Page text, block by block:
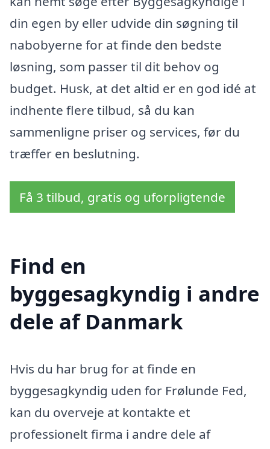
din egen by eller udvide din søgning til
nabobyerne for at finde den bedste
løsning, som passer til dit behov og
budget. Husk, at det altid er en god idé at
indhente flere tilbud, så du kan
sammenligne priser og services, før du
træffer en beslutning.
Få 3 tilbud, gratis og uforpligtende
Find en
byggesagkyndig i andre
dele af Danmark
Hvis du har brug for at finde en
byggesagkyndig uden for Frølunde Fed,
kan du overveje at kontakte et
professionelt firma i andre dele af